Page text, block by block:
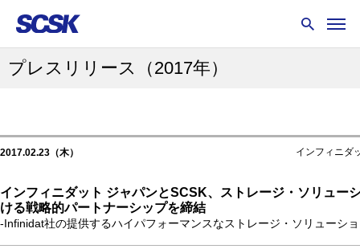
プレスリリース （2017年）
2017.02.23（木） インフィニダ
インフィニダット ジャパンとSCSK、ストレージ・ソリュー
ける戦略的パートナーシップを締結
-Infinidat社の提供するハイパフォーマンスなストレージ・ソリューシ